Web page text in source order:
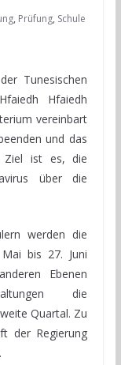
, Prüfung, Schule
Tunesischen
Hfaiedh
vereinbart
und das
Ziel ist es, die
über die
werden die
bis 27. Juni
Ebenen
die
Quartal. Zu
der Regierung